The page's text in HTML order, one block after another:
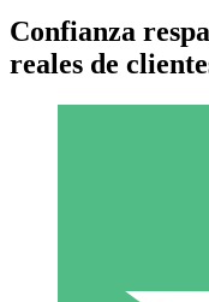
Paquetes
Paga según el uso
Confianza
reales de